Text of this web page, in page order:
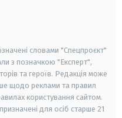
словами "Спецпроєкт"
з позначкою "Експерт",
та героїв. Редакція може
щодо реклами та правил
користування сайтом.
для осіб старше 21